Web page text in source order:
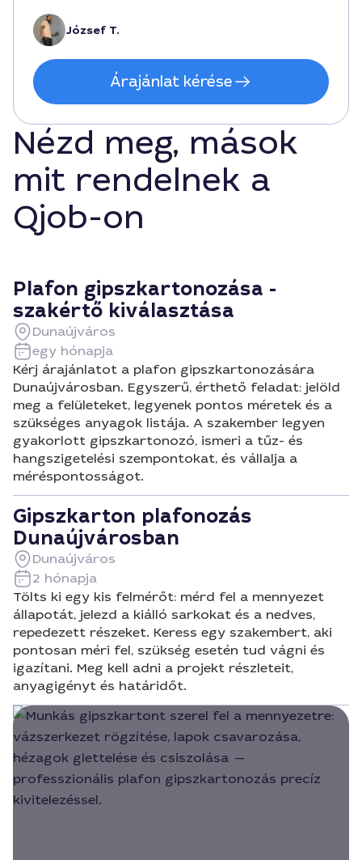
József T.
Árajánlat kérése
Nézd meg, mások
mit rendelnek a
Qjob-on
Plafon gipszkartonozása -
szakértő kiválasztása
Dunaújváros
egy hónapja
Kérj árajánlatot a plafon gipszkartonozására
Dunaújvárosban. Egyszerű, érthető feladat: jelöld
meg a felületeket, legyenek pontos méretek és a
szükséges anyagok listája. A szakember legyen
gyakorlott gipszkartonozó, ismeri a tűz- és
hangszigetelési szempontokat, és vállalja a
méréspontosságot.
Gipszkarton plafonozás
Dunaújvárosban
Dunaújváros
2 hónapja
Tölts ki egy kis felmérőt: mérd fel a mennyezet
állapotát, jelezd a kiálló sarkokat és a nedves,
repedezett részeket. Keress egy szakembert, aki
pontosan méri fel, szükség esetén tud vágni és
igazítani. Meg kell adni a projekt részleteit,
anyagigényt és határidőt.